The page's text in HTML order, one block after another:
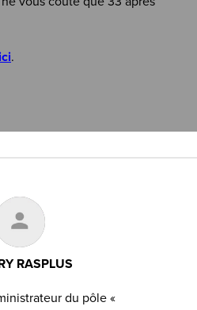
.
RASPLUS
du pôle «